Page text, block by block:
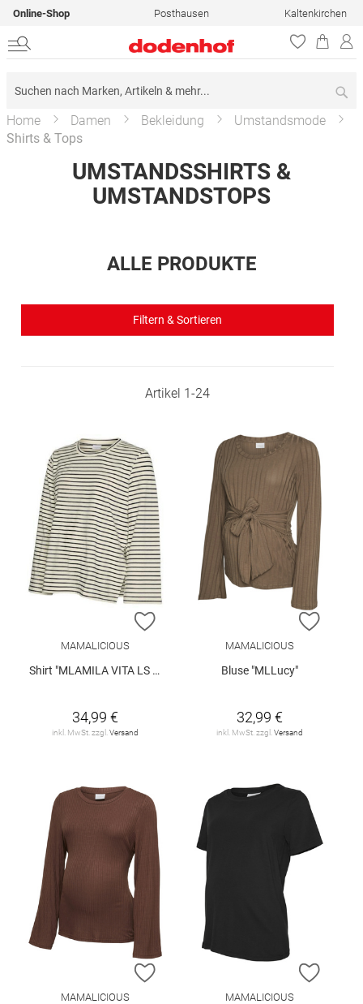
Online-Shop Posthausen Kaltenkirchen
Home Damen Bekleidung
Umstandsmode
Shirts & Tops
UMSTANDSSHIRTS &
UMSTANDSTOPS
ALLE PRODUKTE
Filtern & Sortieren
Artikel 1-24
ZUR WUNSCHLISTE HINZUFÜGEN
MAMALICIOUS
Shirt "MLAMILA VITA LS JRS WIDE SLEEVE TOP"
34,99 €
inkl. MwSt. zzgl. Versand
ZUR
MAMALICIOUS
Bluse "MLLucy"
32,99 €
inkl. MwSt. zzgl. Versand
ZUR WUNSCHLISTE HINZUFÜGEN
MAMALICIOUS
ZUR
MAMALICIOUS